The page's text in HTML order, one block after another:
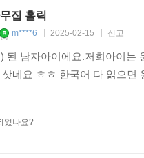
집 홀릭
m****6 2025-02-15 신고
된 남자아이에요.저희아이는
네요 ㅎㅎ 한국어 다 읽으
었나요?